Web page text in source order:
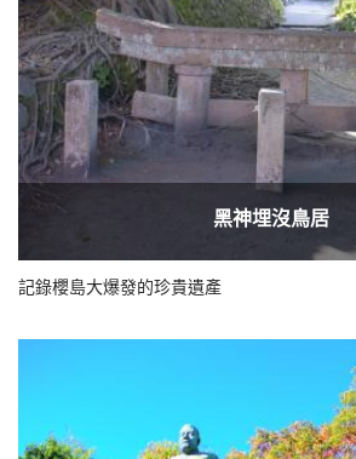
黑神埋沒鳥居
記錄櫻島大爆發的珍貴遺產